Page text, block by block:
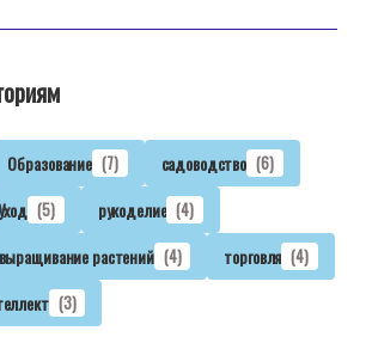
Образование (7) садоводство (6)
(5) рукоделие (4)
выращивание растений (4) торговля (4)
(3)